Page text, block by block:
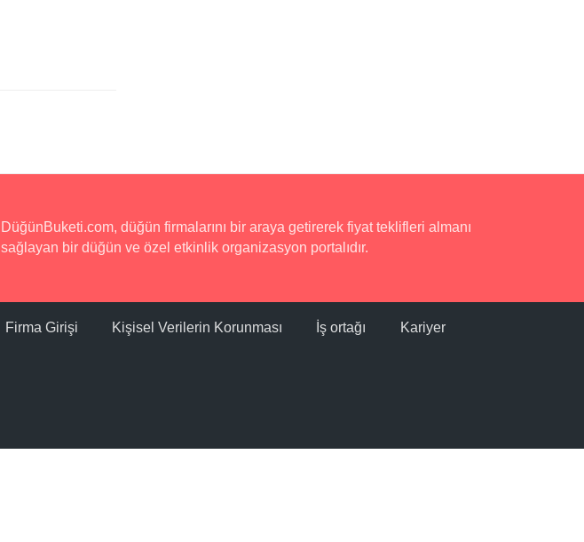
DüğünBuketi.com, düğün firmalarını bir araya getirerek fiyat teklifleri almanı
sağlayan bir düğün ve özel etkinlik organizasyon portalıdır.
Firma Girişi Kişisel Verilerin Korunması İş ortağı Kariyer